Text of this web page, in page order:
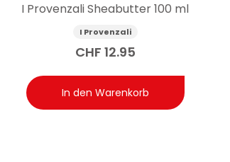
I Provenzali Sheabutter 100 ml
I Provenzali
CHF 12.95
In den Warenkorb